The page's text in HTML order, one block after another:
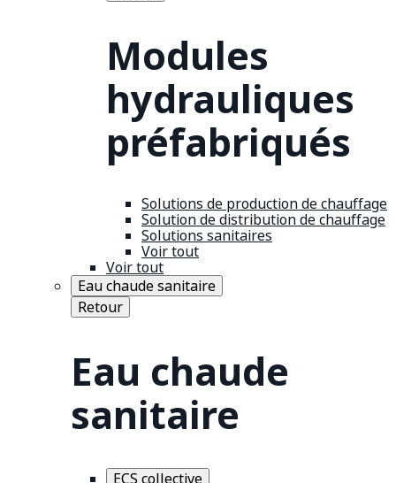
Modules
hydrauliques
préfabriqués
Solutions de production de chauffage
Solution de distribution de chauffage
Solutions sanitaires
Voir tout
Voir tout
Eau chaude sanitaire
Retour
Eau chaude
sanitaire
ECS collective